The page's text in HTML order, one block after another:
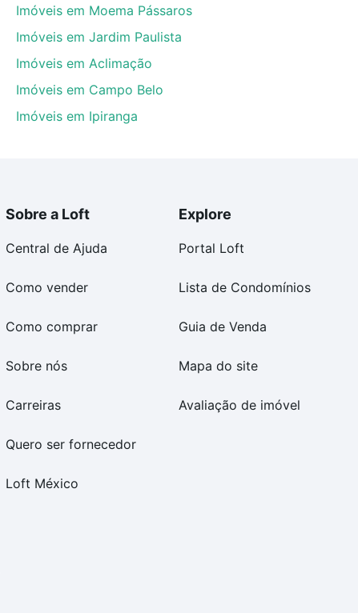
Imóveis em Moema Pássaros
Imóveis em Jardim Paulista
Imóveis em Aclimação
Imóveis em Campo Belo
Imóveis em Ipiranga
Sobre a Loft
Central de Ajuda
Como vender
Como comprar
Sobre nós
Carreiras
Quero ser fornecedor
Loft México
Explore
Portal Loft
Lista de Condomínios
Guia de Venda
Mapa do site
Avaliação de imóvel